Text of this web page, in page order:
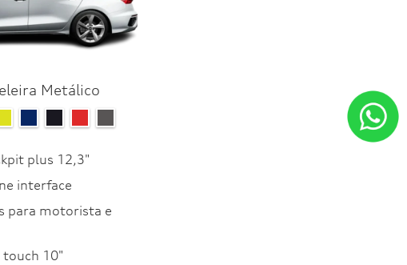
Metálico
plus 12,3"
interface
para motorista e
touch 10"